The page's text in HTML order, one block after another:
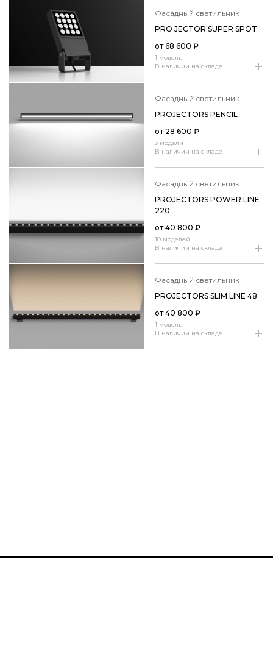
фасадный светильник
1 модель
В наличии на складе
PRO JECTOR SUPER SPOT
от68 600 ₽
фасадный светильник
3 модели
В наличии на складе
PROJECTORS PENCIL
от 28 600 ₽
фасадный светильник
10 моделей
В наличии на складе
PROJECTORS POWER LINE
220
от40 800 ₽
фасадный светильник
1 модель
В наличии на складе
PROJECTORS SLIM LINE 48
от40 800 ₽